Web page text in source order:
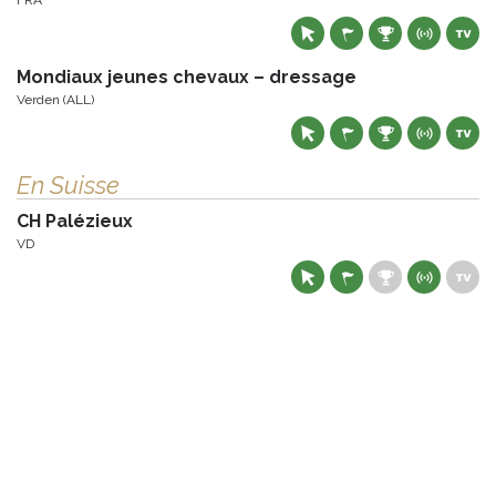
Mondiaux jeunes chevaux – dressage
Verden (ALL)
En Suisse
CH Palézieux
VD